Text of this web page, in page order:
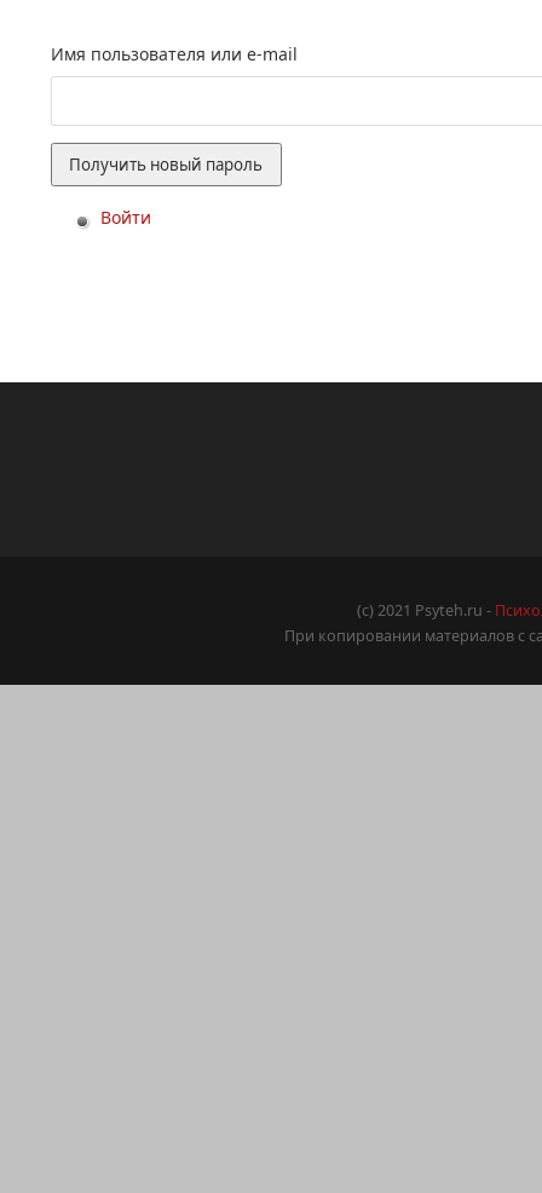
Имя пользователя или e-mail
Войти
(c) 2021 Psyteh.ru -
При копировании материалов с